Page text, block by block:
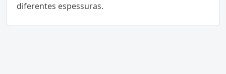
diferentes espessuras.